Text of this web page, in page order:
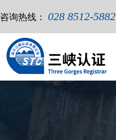
咨询热线： 028 8512-5882